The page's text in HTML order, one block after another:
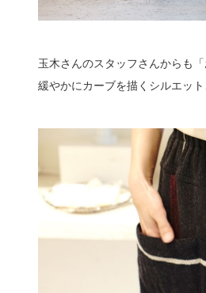
玉木さんのスタッフさんからも
緩やかにカーブを描くシルエッ